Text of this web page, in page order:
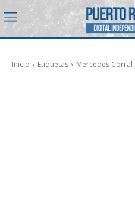
Inicio Etiquetas Mercedes Corral